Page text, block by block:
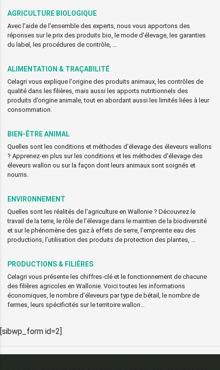
AGRICULTURE BIOLOGIQUE
Avec l'aide de l'ensemble des experts, nous vous apportons des
réponses sur le prix des produits bio, le mode d'élevage, les garanties
du label, les procédures de contrôle, ...
ALIMENTATION & TRAÇABILITÉ
Celagri vous explique l'origine des produits animaux, les contrôles de
qualité dans les filières, mais aussi les apports nutritionnels des
produits d’origine animale, tout en abordant aussi les limités liées à leur
consommation.
BIEN-ÊTRE ANIMAL
Quelles sont les conditions et méthodes d'élevage des éleveurs wallons
? Apprenez-en plus sur les conditions et les méthodes d'élevage des
éleveurs wallon ou sur la façon dont leurs animaux sont soignés et
nourris.
ENVIRONNEMENT
Quelles sont les réalités de l'agriculture en Wallonie ? Découvrez le
travail de la terre, le rôle de l’élevage dans le maintien de la biodiversité
et sur le phénomène des gaz à effets de serre, l’empreinte eau des
productions, l’utilisation des produits de protection des plantes, …
PRODUCTIONS & FILIÈRES
Celagri vous présente les chiffres-clé et le fonctionnement de chacune
des filières agricoles en Wallonie. Voici toutes les informations
économiques, le nombre d’éleveurs par type de bétail, le nombre de
fermes, leurs spécificités sur le territoire wallon…
[sibwp_form id=2]